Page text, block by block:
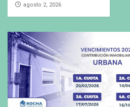
agosto 2, 2026